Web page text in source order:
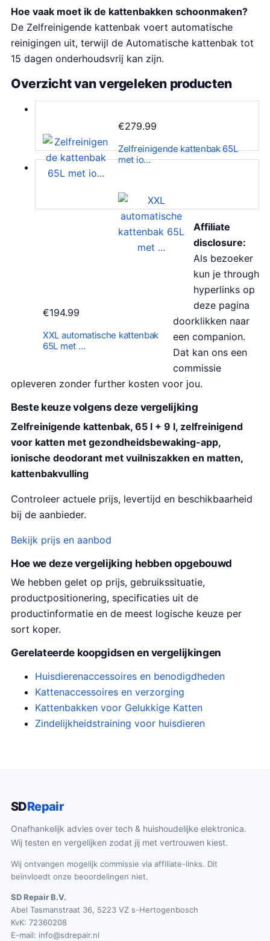
Hoe vaak moet ik de kattenbakken schoonmaken?
De Zelfreinigende kattenbak voert automatische
reinigingen uit, terwijl de Automatische kattenbak tot
15 dagen onderhoudsvrij kan zijn.
Overzicht van vergeleken producten
€279.99
Zelfreinigende kattenbak 65L
met io…
€194.99
XXL automatische kattenbak
65L met …
Affiliate
disclosure:
Als bezoeker
kun je through
hyperlinks op
deze pagina
doorklikken naar
een companion.
Dat kan ons een
commissie
opleveren zonder further kosten voor jou.
Beste keuze volgens deze vergelijking
Zelfreinigende kattenbak, 65 l + 9 l, zelfreinigend
voor katten met gezondheidsbewaking-app,
ionische deodorant met vuilniszakken en matten,
kattenbakvulling
Controleer actuele prijs, levertijd en beschikbaarheid
bij de aanbieder.
Bekijk prijs en aanbod
Hoe we deze vergelijking hebben opgebouwd
We hebben gelet op prijs, gebruikssituatie,
productpositionering, specificaties uit de
productinformatie en de meest logische keuze per
sort koper.
Gerelateerde koopgidsen en vergelijkingen
Huisdierenaccessoires en benodigdheden
Kattenaccessoires en verzorging
Kattenbakken voor Gelukkige Katten
Zindelijkheidstraining voor huisdieren
SDRepair
Onafhankelijk advies over tech & huishoudelijke elektronica.
Wij testen en vergelijken zodat jij met vertrouwen kiest.
Wij ontvangen mogelijk commissie via affiliate-links. Dit
beïnvloedt onze beoordelingen niet.
SD Repair B.V.
Abel Tasmanstraat 36, 5223 VZ s-Hertogenbosch
KvK: 72360208
E-mail: info@sdrepair.nl